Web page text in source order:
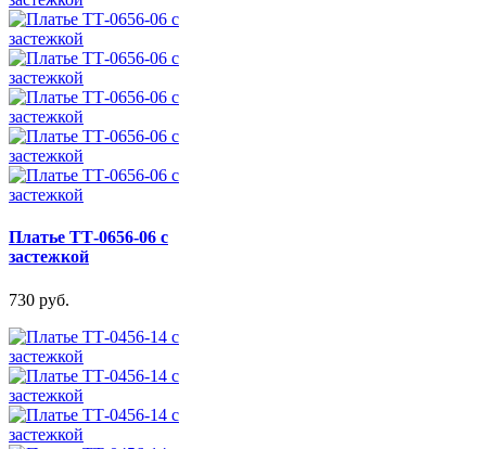
Платье ТТ-0656-06 с
застежкой
730 руб.